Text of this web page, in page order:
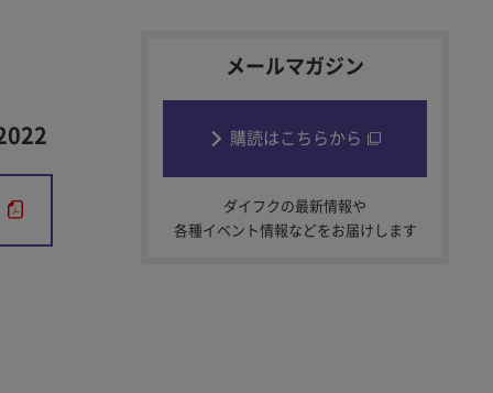
メールマガジン
購読はこちらから
ダイフクの最新情報や
各種イベント情報などをお届けします